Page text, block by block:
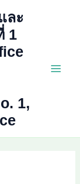
ละ
1
1,